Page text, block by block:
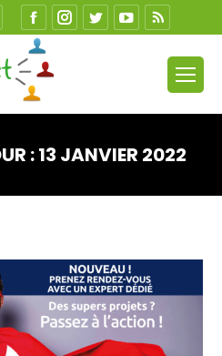
FacebookInstagram
TwitterYouTube
:13 JANVIER 2022